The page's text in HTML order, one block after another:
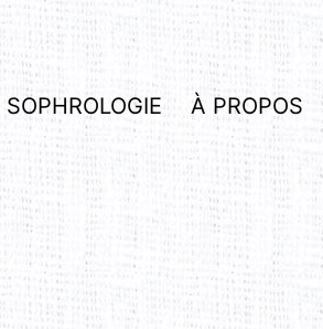
SOPHROLOGIE À PROPOS